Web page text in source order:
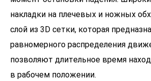
накладки на плечевых и ножных
слой из 3D сетки, которая
равномерного распределения
позволяют длительное время
в рабочем положении.